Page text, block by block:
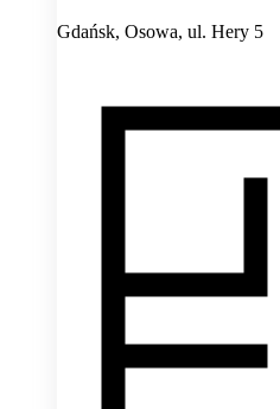
Gdańsk, Osowa, ul. Hery 5